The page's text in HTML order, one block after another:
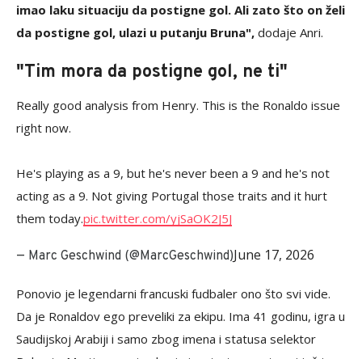
imao laku situaciju da postigne gol. Ali zato što on želi
da postigne gol, ulazi u putanju Bruna", dodaje Anri.
"Tim mora da postigne gol, ne ti"
Really good analysis from Henry. This is the Ronaldo issue
right now.
He's playing as a 9, but he's never been a 9 and he's not
acting as a 9. Not giving Portugal those traits and it hurt
them today.pic.twitter.com/yjSaOK2J5J
— Marc Geschwind (@MarcGeschwind)June 17, 2026
Ponovio je legendarni francuski fudbaler ono što svi vide.
Da je Ronaldov ego preveliki za ekipu. Ima 41 godinu, igra u
Saudijskoj Arabiji i samo zbog imena i statusa selektor